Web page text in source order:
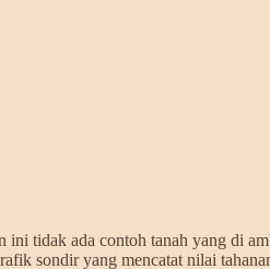
ini tidak ada contoh tanah yang di
sondir yang mencatat nilai